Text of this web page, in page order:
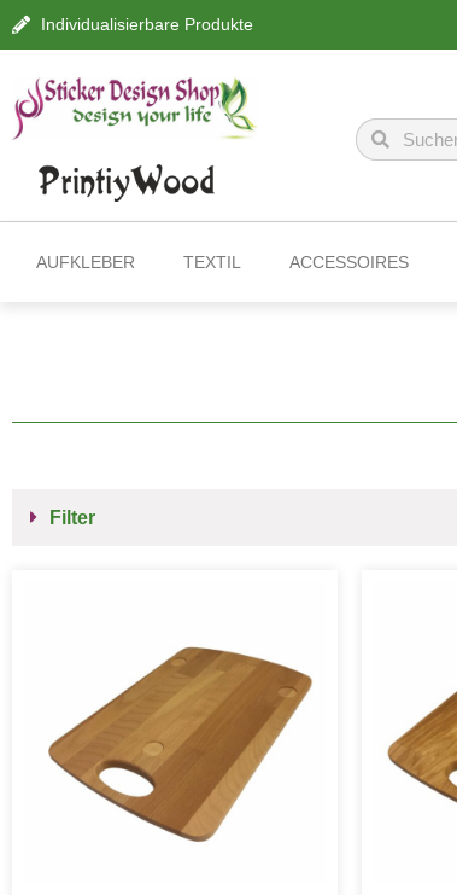
Individualisierbare Produkte
AUFKLEBER TEXTIL ACCESSOIRES
Filter